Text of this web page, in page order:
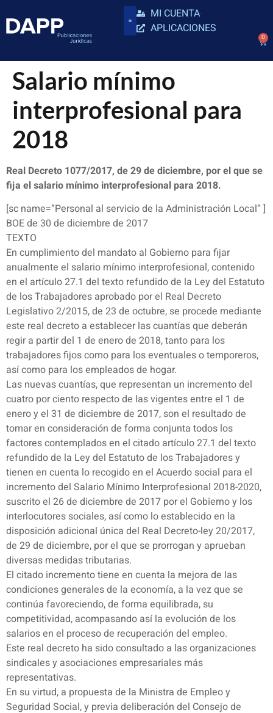
MI CUENTA
APLICACIONES
0
Salario mínimo
interprofesional para
2018
Real Decreto 1077/2017, de 29 de diciembre, por el que se
fija el salario mínimo interprofesional para 2018.
[sc name=”Personal al servicio de la Administración Local” ]
BOE de 30 de diciembre de 2017
TEXTO
En cumplimiento del mandato al Gobierno para fijar
anualmente el salario mínimo interprofesional, contenido
en el artículo 27.1 del texto refundido de la Ley del Estatuto
de los Trabajadores aprobado por el Real Decreto
Legislativo 2/2015, de 23 de octubre, se procede mediante
este real decreto a establecer las cuantías que deberán
regir a partir del 1 de enero de 2018, tanto para los
trabajadores fijos como para los eventuales o temporeros,
así como para los empleados de hogar.
Las nuevas cuantías, que representan un incremento del
cuatro por ciento respecto de las vigentes entre el 1 de
enero y el 31 de diciembre de 2017, son el resultado de
tomar en consideración de forma conjunta todos los
factores contemplados en el citado artículo 27.1 del texto
refundido de la Ley del Estatuto de los Trabajadores y
tienen en cuenta lo recogido en el Acuerdo social para el
incremento del Salario Mínimo Interprofesional 2018-2020,
suscrito el 26 de diciembre de 2017 por el Gobierno y los
interlocutores sociales, así como lo establecido en la
disposición adicional única del Real Decreto-ley 20/2017,
de 29 de diciembre, por el que se prorrogan y aprueban
diversas medidas tributarias.
El citado incremento tiene en cuenta la mejora de las
condiciones generales de la economía, a la vez que se
continúa favoreciendo, de forma equilibrada, su
competitividad, acompasando así la evolución de los
salarios en el proceso de recuperación del empleo.
Este real decreto ha sido consultado a las organizaciones
sindicales y asociaciones empresariales más
representativas.
En su virtud, a propuesta de la Ministra de Empleo y
Seguridad Social, y previa deliberación del Consejo de